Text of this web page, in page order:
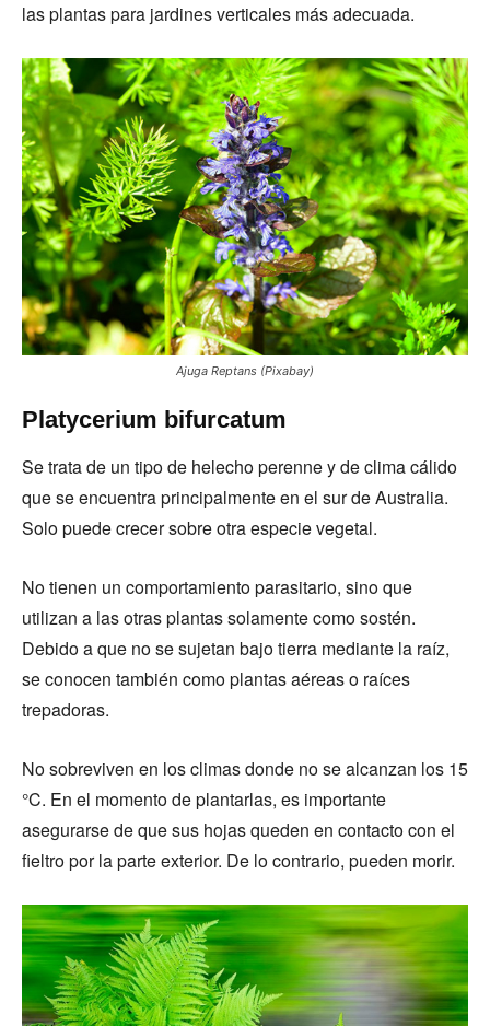
las plantas para jardines verticales más adecuada.
Ajuga Reptans (Pixabay)
Platycerium bifurcatum
Se trata de un tipo de helecho perenne y de clima cálido
que se encuentra principalmente en el sur de Australia.
Solo puede crecer sobre otra especie vegetal.
No tienen un comportamiento parasitario, sino que
utilizan a las otras plantas solamente como sostén.
Debido a que no se sujetan bajo tierra mediante la raíz,
se conocen también como plantas aéreas o raíces
trepadoras.
No sobreviven en los climas donde no se alcanzan los 15
°C. En el momento de plantarlas, es importante
asegurarse de que sus hojas queden en contacto con el
fieltro por la parte exterior. De lo contrario, pueden morir.